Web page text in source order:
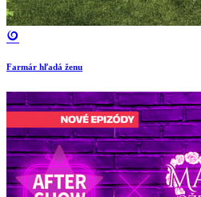
Farmár hľadá ženu